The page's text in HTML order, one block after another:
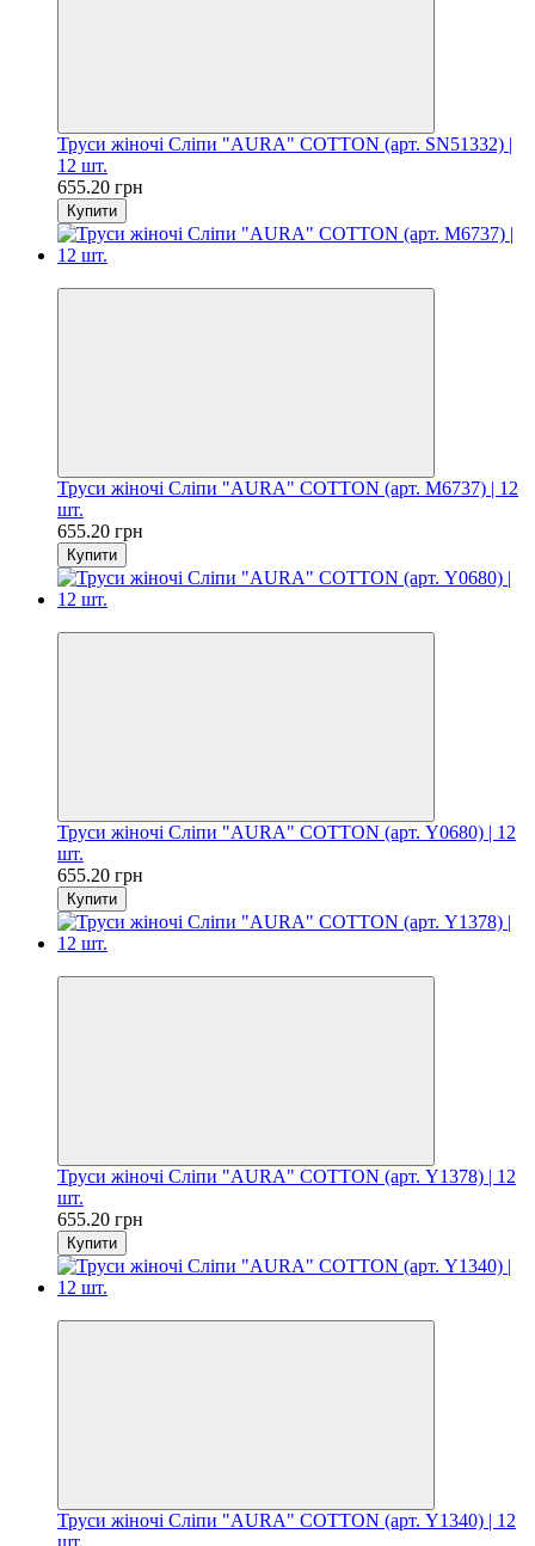
Труси жіночі Сліпи "AURA" COTTON (арт. SN51332) |
12 шт.
655.20 грн
Купити
Труси жіночі Сліпи "AURA" COTTON (арт. M6737) | 12
шт.
655.20 грн
Купити
Труси жіночі Сліпи "AURA" COTTON (арт. Y0680) | 12
шт.
655.20 грн
Купити
Труси жіночі Сліпи "AURA" COTTON (арт. Y1378) | 12
шт.
655.20 грн
Купити
Труси жіночі Сліпи "AURA" COTTON (арт. Y1340) | 12
шт.